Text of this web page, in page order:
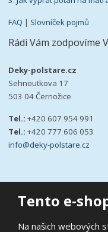
Tento e-
Na našich webových
FAQ | Slovníček pojmů
Rádi Vám zodpovíme
Deky-polstare.cz
Sehnoutkova 17
503 04 Černožice
Tel.: +420 607 954 991
Tel.: +420 777 606 053
info@deky-polstare.cz
Ochrana osobních údajů